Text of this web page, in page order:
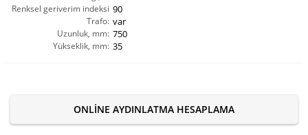
Renksel geriverim indeksi
CRI(Ra):
90
Trafo: var
Uzunluk, mm: 750
Yükseklik, mm: 35
ONLINE AYDINLATMA HESAPLAMA